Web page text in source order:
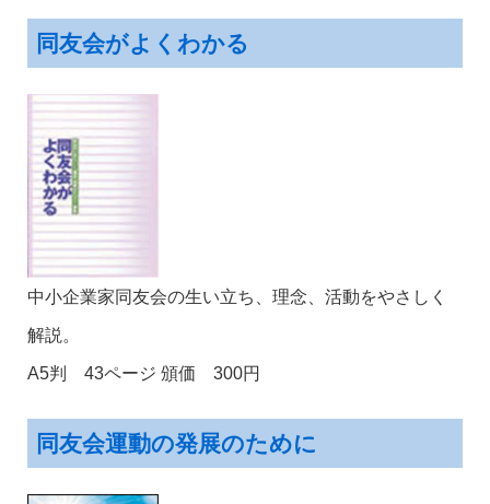
同友会がよくわかる
中小企業家同友会の生い立ち、理念、活動をやさしく
解説。
A5判 43ページ 頒価 300円
同友会運動の発展のために